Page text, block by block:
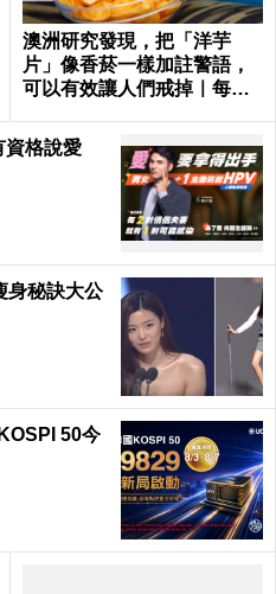
澳洲研究發現，把「洋芋
片」像香菸一樣加註警語，
可以有效讓人們戒掉｜每日
資格說愛
身秘訣大公
50今